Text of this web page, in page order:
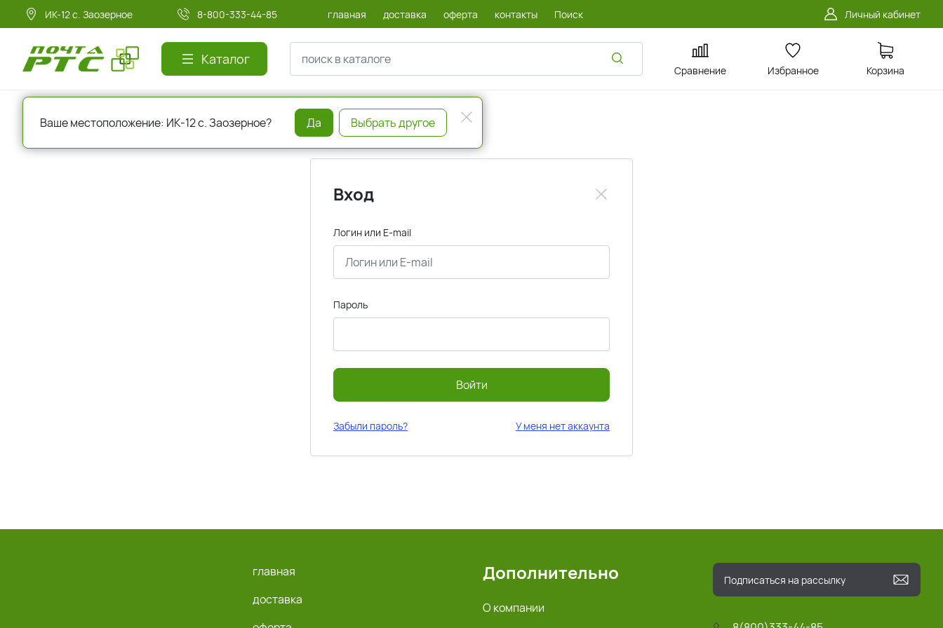
ИК-12 с. Заозерное 8-800-333-44-85 главная доставка оферта контакты Поиск Личный кабинет
Каталог
Сравнение Избранное Корзина
Вход
Логин или E-mail
Пароль
Войти
Забыли пароль? У меня нет аккаунта
главная
доставка
Дополнительно
О компании
Ваше местоположение: ИК-12 с. Заозерное? Да Выбрать другое